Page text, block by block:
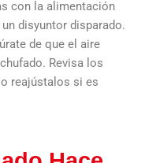
con la alimentación
disyuntor disparado.
de que el aire
Revisa los
reajústalos si es